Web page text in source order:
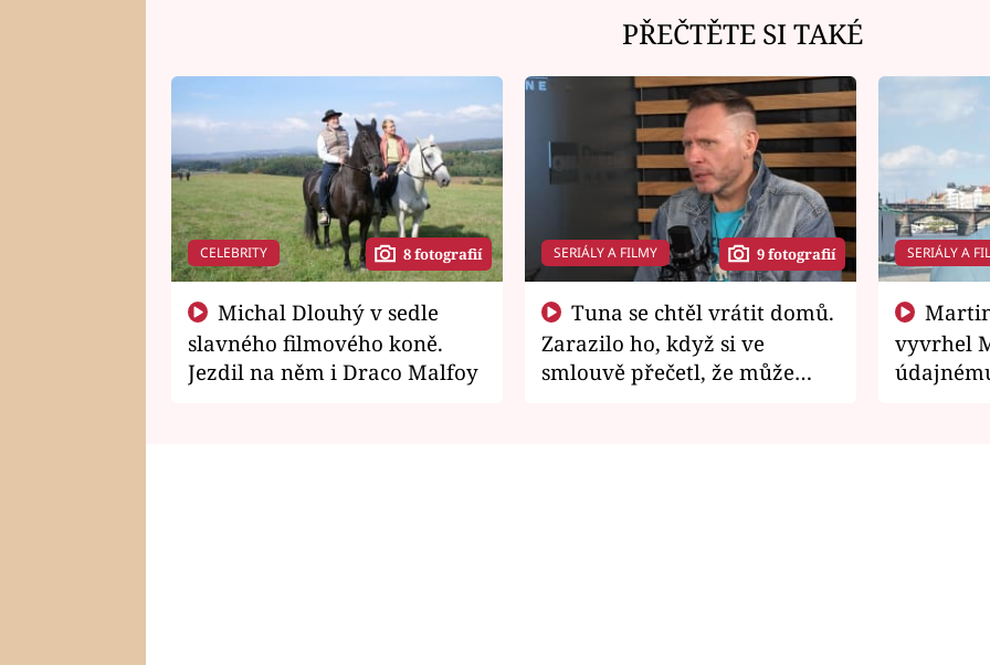
PŘEČTĚTE SI TAKÉ
CELEBRITY 8 fotografií
slavného filmového koně.
Jezdil na něm i Draco Malfoy
SERIÁLY A FILMY 9 fotografií
Zarazilo ho, když si ve
smlouvě přečetl, že může
SERIÁLY A
vyvrhel